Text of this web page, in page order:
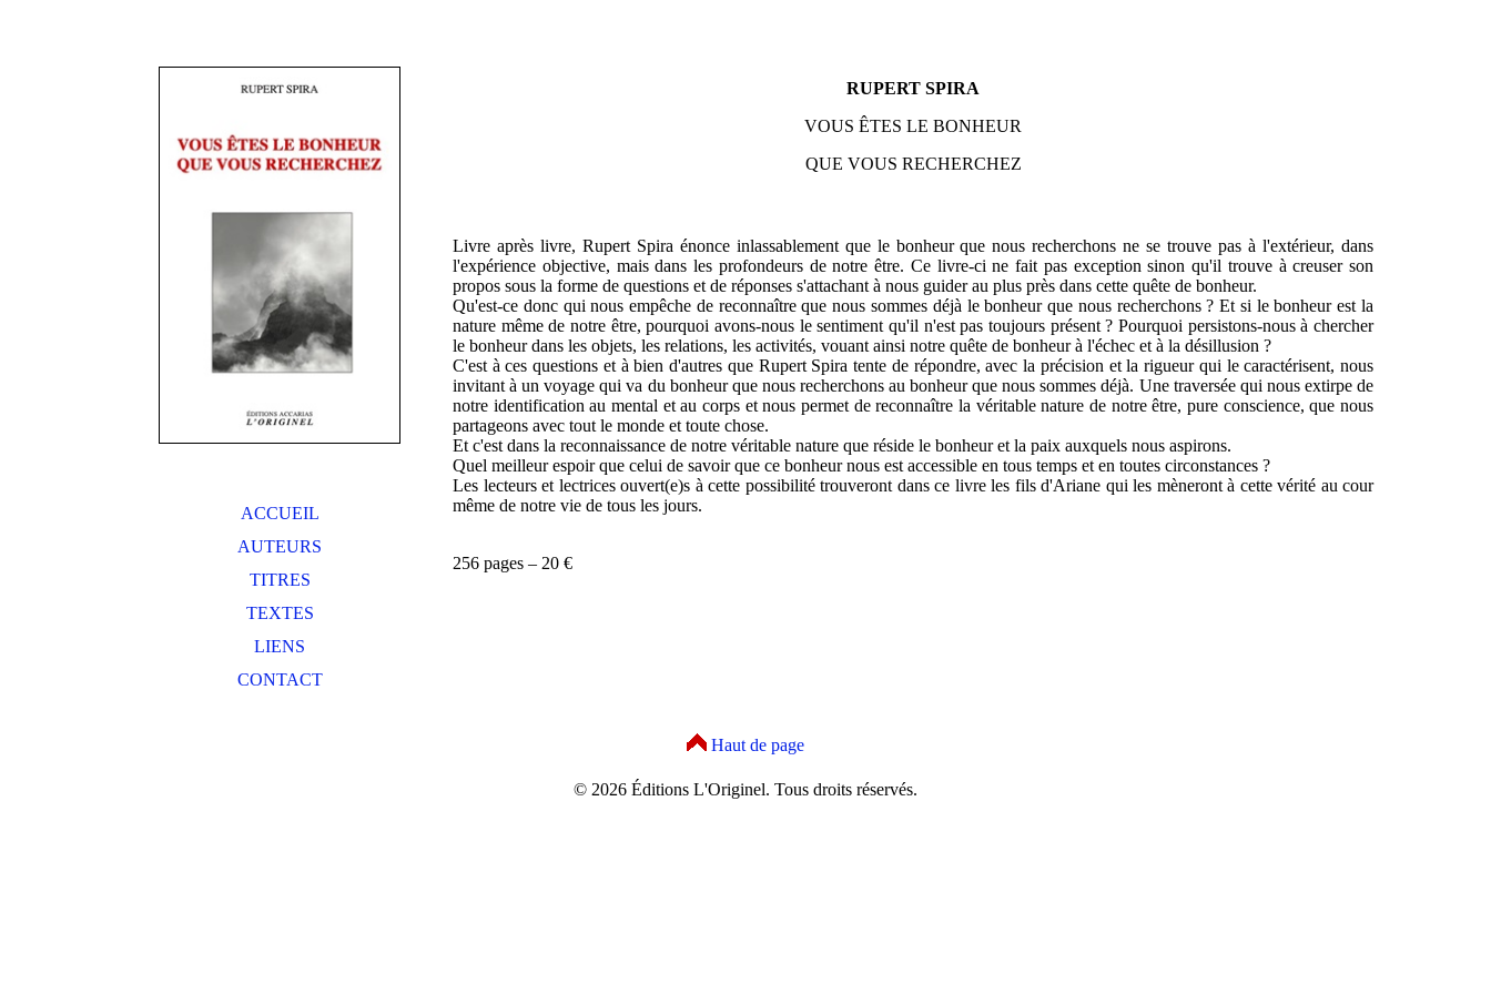
ACCUEIL
AUTEURS
TITRES
TEXTES
LIENS
CONTACT
RUPERT SPIRA
VOUS ÊTES LE BONHEUR
QUE VOUS RECHERCHEZ
Livre après livre, Rupert Spira énonce inlassablement que le bonheur que nous recherchons ne se trouve pas à l'extérieur, dans
l'expérience objective, mais dans les profondeurs de notre être. Ce livre-ci ne fait pas exception sinon qu'il trouve à creuser son
propos sous la forme de questions et de réponses s'attachant à nous guider au plus près dans cette quête de bonheur.
Qu'est-ce donc qui nous empêche de reconnaître que nous sommes déjà le bonheur que nous recherchons ? Et si le bonheur est la
nature même de notre être, pourquoi avons-nous le sentiment qu'il n'est pas toujours présent ? Pourquoi persistons-nous à chercher
le bonheur dans les objets, les relations, les activités, vouant ainsi notre quête de bonheur à l'échec et à la désillusion ?
C'est à ces questions et à bien d'autres que Rupert Spira tente de répondre, avec la précision et la rigueur qui le caractérisent, nous
invitant à un voyage qui va du bonheur que nous recherchons au bonheur que nous sommes déjà. Une traversée qui nous extirpe de
notre identification au mental et au corps et nous permet de reconnaître la véritable nature de notre être, pure conscience, que nous
partageons avec tout le monde et toute chose.
Et c'est dans la reconnaissance de notre véritable nature que réside le bonheur et la paix auxquels nous aspirons.
Quel meilleur espoir que celui de savoir que ce bonheur nous est accessible en tous temps et en toutes circonstances ?
Les lecteurs et lectrices ouvert(e)s à cette possibilité trouveront dans ce livre les fils d'Ariane qui les mèneront à cette vérité au cour
même de notre vie de tous les jours.
256 pages – 20 €
Haut de page
© 2026 Éditions L'Originel. Tous droits réservés.